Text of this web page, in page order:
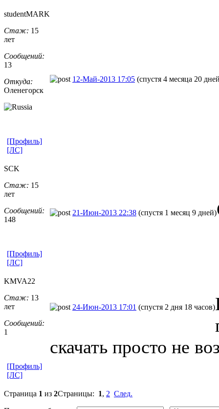
studentMARK
Стаж: 15
лет
Сообщений:
13
Откуда:
Оленегорск
12-Май-2013 17:05 (спустя 4 месяца 20
[Профиль]
[ЛС]
SCK
Стаж: 15
лет
Сообщений:
148
21-Июн-2013 22:38 (спустя 1 месяц 9 дней)
[Профиль]
[ЛС]
KMVA22
Стаж: 13
лет
Сообщений:
1
24-Июн-2013 17:01 (спустя 2 дня 18 часов)
скачать просто не
[Профиль]
[ЛС]
Страница 1 из 2Страницы: 1, 2 След.